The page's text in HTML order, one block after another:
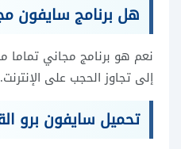
هل برنامج سايفون
نعم هو برنامج مجاني
إلى تجاوز الحجب على الإنترنت.
تحميل سايفون برو